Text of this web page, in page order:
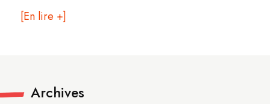
[En lire +]
Archives